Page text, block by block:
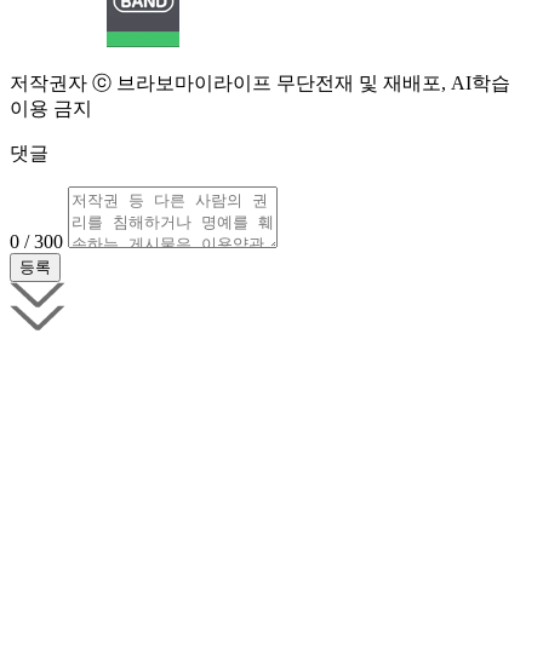
저작권자 ⓒ 브라보마이라이프 무단전재 및 재배포, AI학습
이용 금지
댓글
0 / 300